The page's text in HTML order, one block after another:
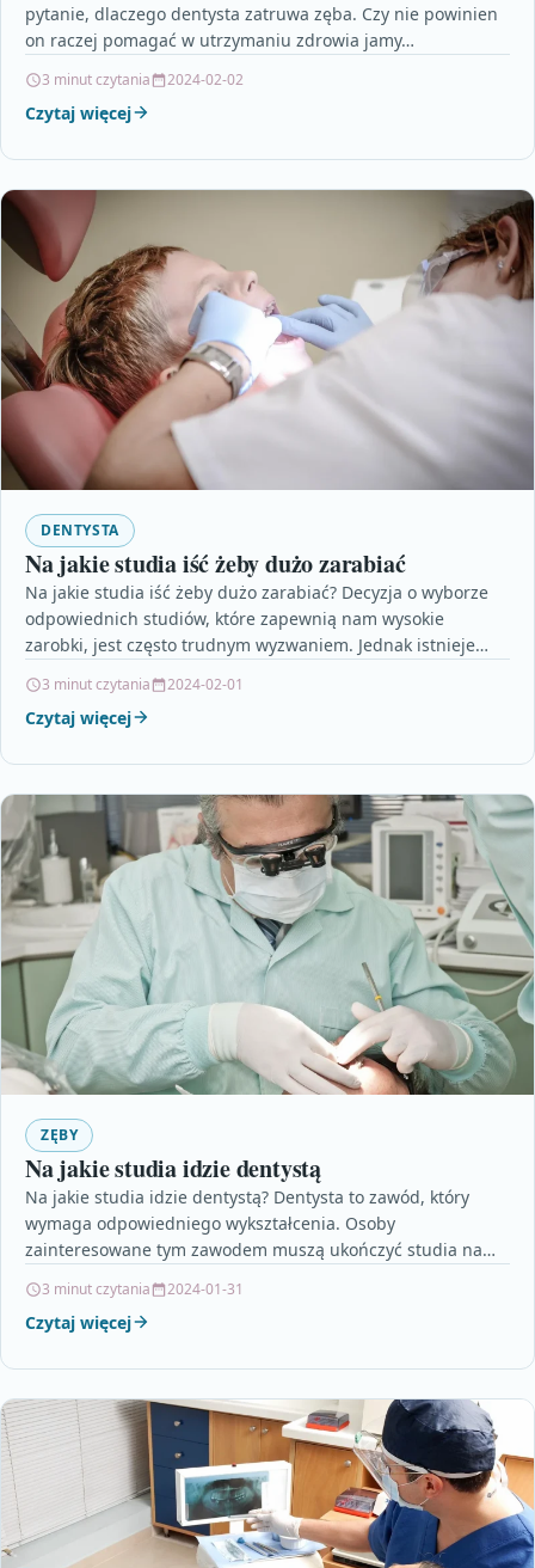
pytanie, dlaczego dentysta zatruwa zęba. Czy nie powinien
on raczej pomagać w utrzymaniu zdrowia jamy…
3 minut czytania 2024-02-02
Czytaj więcej
DENTYSTA
Na jakie studia iść żeby dużo zarabiać
Na jakie studia iść żeby dużo zarabiać? Decyzja o wyborze
odpowiednich studiów, które zapewnią nam wysokie
zarobki, jest często trudnym wyzwaniem. Jednak istnieje
3 minut czytania 2024-02-01
Czytaj więcej
ZĘBY
Na jakie studia idzie dentystą
Na jakie studia idzie dentystą? Dentysta to zawód, który
wymaga odpowiedniego wykształcenia. Osoby
zainteresowane tym zawodem muszą ukończyć studia na
3 minut czytania 2024-01-31
Czytaj więcej